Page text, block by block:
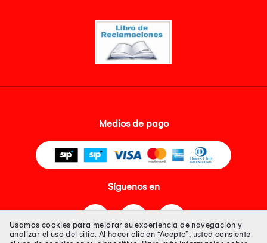
Medios de pago
Síguenos en
Usamos cookies para mejorar su experiencia de navegación y
analizar el uso del sitio. Al hacer clic en “Acepto”, usted consiente